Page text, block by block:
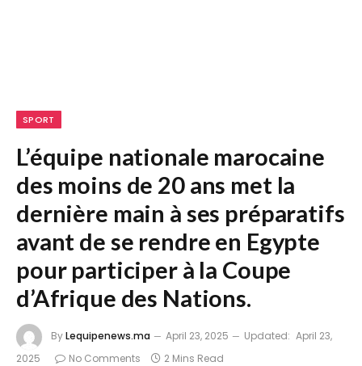
SPORT
L’équipe nationale marocaine
des moins de 20 ans met la
dernière main à ses préparatifs
avant de se rendre en Egypte
pour participer à la Coupe
d’Afrique des Nations.
ByLequipenews.ma April 23, 2025 Updated: April 23,
2025
No Comments 2 Mins Read